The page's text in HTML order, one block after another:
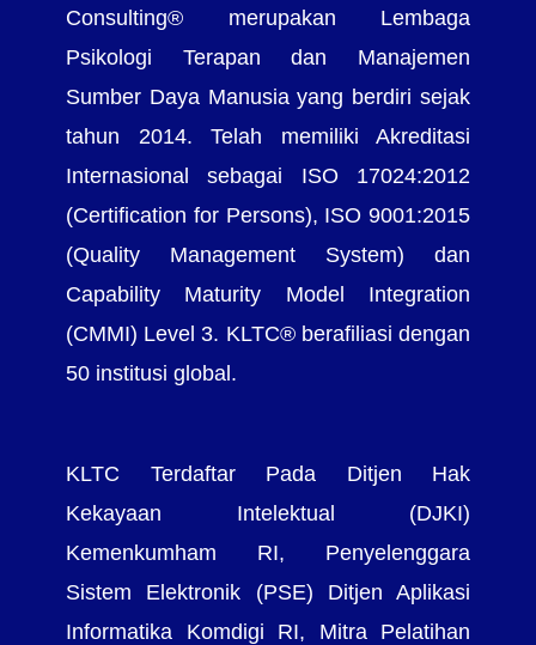
Consulting® merupakan Lembaga
Psikologi Terapan dan Manajemen
Sumber Daya Manusia yang berdiri sejak
tahun 2014. Telah memiliki Akreditasi
Internasional sebagai ISO 17024:2012
(Certification for Persons), ISO 9001:2015
(Quality Management System) dan
Capability Maturity Model Integration
(CMMI) Level 3. KLTC® berafiliasi dengan
50 institusi global.
KLTC Terdaftar Pada Ditjen Hak
Kekayaan Intelektual (DJKI)
Kemenkumham RI, Penyelenggara
Sistem Elektronik (PSE) Ditjen Aplikasi
Informatika Komdigi RI, Mitra Pelatihan